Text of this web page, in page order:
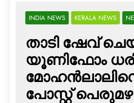
INDIA NEWS KERALA NEWS
താടി ഷേവ്
യൂണിഫോം
പോസ്റ്റ് പെരുമഴ